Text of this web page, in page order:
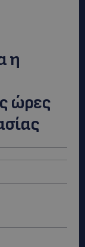
η
ώρες